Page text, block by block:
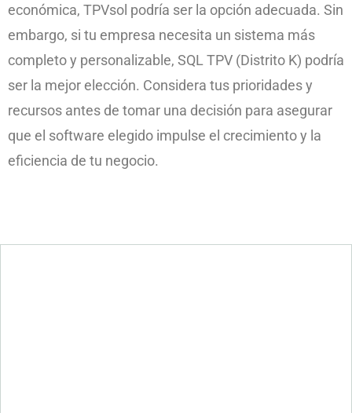
económica, TPVsol podría ser la opción adecuada. Sin
embargo, si tu empresa necesita un sistema más
completo y personalizable, SQL TPV (Distrito K) podría
ser la mejor elección. Considera tus prioridades y
recursos antes de tomar una decisión para asegurar
que el software elegido impulse el crecimiento y la
eficiencia de tu negocio.